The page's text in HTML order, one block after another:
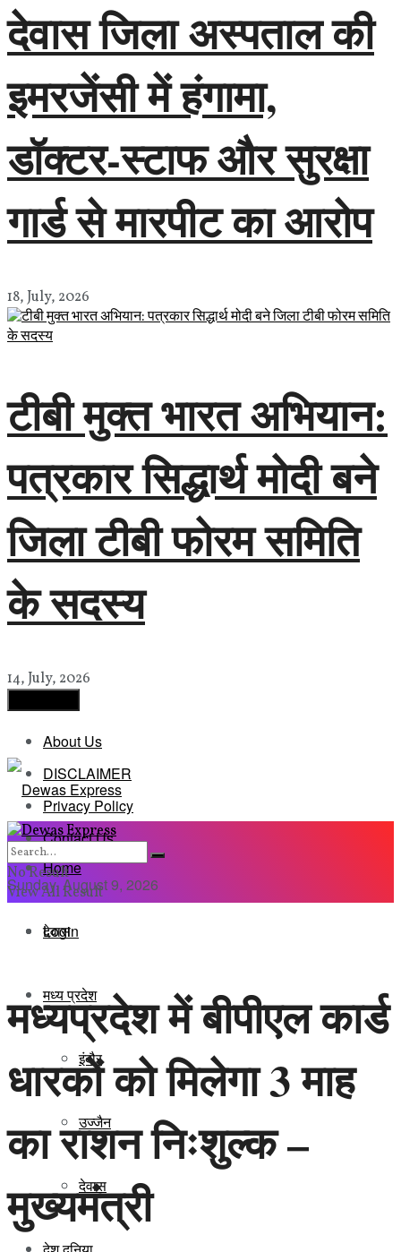
देवास जिला अस्पताल की
इमरजेंसी में हंगामा,
डॉक्टर-स्टाफ और सुरक्षा
गार्ड से मारपीट का आरोप
18, July, 2026
टीबी मुक्त भारत अभियान:
पत्रकार सिद्धार्थ मोदी बने
जिला टीबी फोरम समिति
के सदस्य
14, July, 2026
About Us
DISCLAIMER
Privacy Policy
Contact Us
Sunday, August 9, 2026
Login
Home
देवास
मध्य प्रदेश
इंदौर
उज्जैन
देवास
No Result
View All Result
मध्यप्रदेश में बीपीएल कार्ड
धारकों को मिलेगा 3 माह
का राशन निःशुल्क –
मुख्यमंत्री